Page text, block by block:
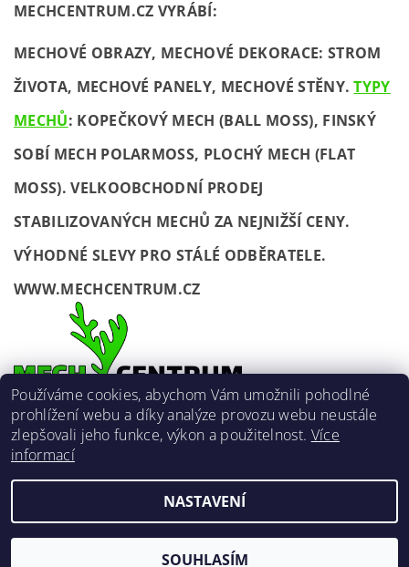
MECHCENTRUM.CZ VYRÁBÍ:
MECHOVÉ OBRAZY, MECHOVÉ DEKORACE: STROM
ŽIVOTA, MECHOVÉ PANELY, MECHOVÉ STĚNY.TYPY
MECHŮ: KOPEČKOVÝ MECH (BALL MOSS), FINSKÝ
SOBÍ MECH POLARMOSS, PLOCHÝ MECH (FLAT
MOSS). VELKOOBCHODNÍ PRODEJ
STABILIZOVANÝCH MECHŮ ZA NEJNIŽŠÍ CENY.
VÝHODNÉ SLEVY PRO STÁLÉ ODBĚRATELE.
WWW.MECHCENTRUM.CZ
2026 ©MECH Centrum, všechna práva vyhrazena
Vytvořil Shoptet
Používáme cookies, abychom Vám umožnili pohodlné
prohlížení webu a díky analýze provozu webu neustále
zlepšovali jeho funkce, výkon a použitelnost. Více
informací
NASTAVENÍ
SOUHLASÍM